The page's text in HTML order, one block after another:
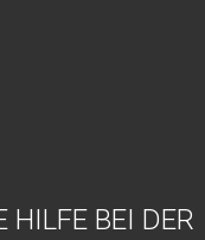
HILFE BEI DER